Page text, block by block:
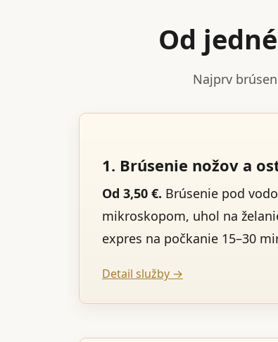
Od
Najprv
1. Brúsenie nožov a
Od 3,50 €. Brúsenie pod
mikroskopom, uhol na
expres na počkanie 15–30
Detail služby →